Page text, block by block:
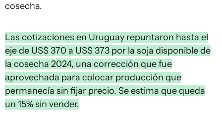
cosecha.
Las cotizaciones en Uruguay repuntaron hasta el
eje de US$ 370 a US$ 373 por la soja disponible de
la cosecha 2024, una corrección que fue
aprovechada para colocar producción que
permanecía sin fijar precio. Se estima que queda
un 15% sin vender.